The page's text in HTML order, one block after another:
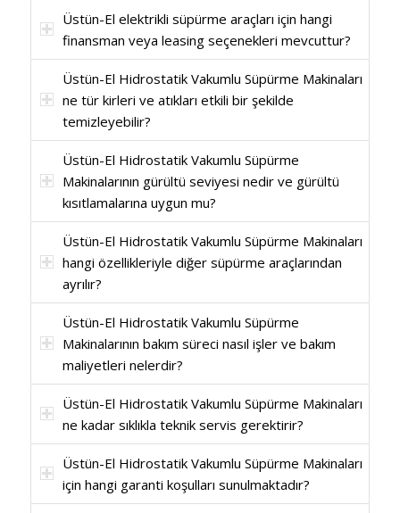
Üstün-El elektrikli süpürme araçları için hangi
finansman veya leasing seçenekleri mevcuttur?
Üstün-El Hidrostatik Vakumlu Süpürme Makinaları
ne tür kirleri ve atıkları etkili bir şekilde
temizleyebilir?
Üstün-El Hidrostatik Vakumlu Süpürme
Makinalarının gürültü seviyesi nedir ve gürültü
kısıtlamalarına uygun mu?
Üstün-El Hidrostatik Vakumlu Süpürme Makinaları
hangi özellikleriyle diğer süpürme araçlarından
ayrılır?
Üstün-El Hidrostatik Vakumlu Süpürme
Makinalarının bakım süreci nasıl işler ve bakım
maliyetleri nelerdir?
Üstün-El Hidrostatik Vakumlu Süpürme Makinaları
ne kadar sıklıkla teknik servis gerektirir?
Üstün-El Hidrostatik Vakumlu Süpürme Makinaları
için hangi garanti koşulları sunulmaktadır?